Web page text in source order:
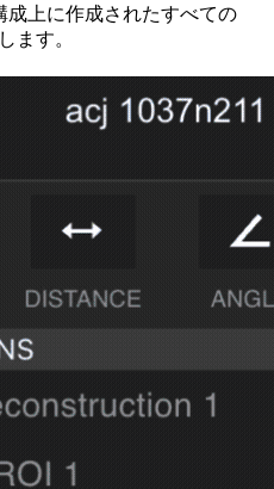
成上に作成されたすべての
ます。